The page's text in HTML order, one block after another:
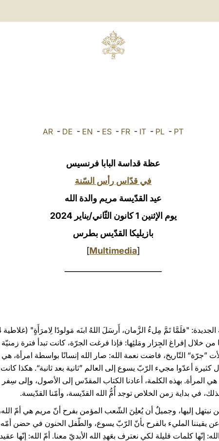
AR - DE - EN - ES - FR - IT - PL - PT
عظة قداسة البابا فرنسيس
في قدّاس رأس السّنة
عيد القدّيسة مريم والدة الله
يوم الإثنين 1 كانون الثّاني/يناير 2024
بازيليكا القدّيس بطرس
[
Multimedia
]
خلال إفراغ الجِرَار ومَلئِها: فإذا فرغت الجرّة، كانت تبدأ فترة
”جرّة“ التّاريخ، فاضت نعمة الله: صار الله إنسانًا بواسطة امرأة، هي
أعدّوا مجيء الرّبّ يسوع إلى العالم ”ثانية بعد ثانية“. هكذا
المرأة. بهذه الكلمة، أعادنا الكتاب المقدّس إلى الأصول، وإلى سِفر
في بداية زمن الخلاص توجد أُمُّ الله القدّيسة، وأمّنا القدّيسة.
نبتهل إليها، وجميلٌ أن يُعلِنَ الشّعب المؤمن بفرح أنّ مريم هي أمّ
المليء بالفرح بأنّ الرّبّ يسوع، والطّفل الحنون في حضن أمّه،
إنّها كلمات قليلة لكي نعترف بعَهدِ الله الأبديّ معنا. أمّ الله: إنّها